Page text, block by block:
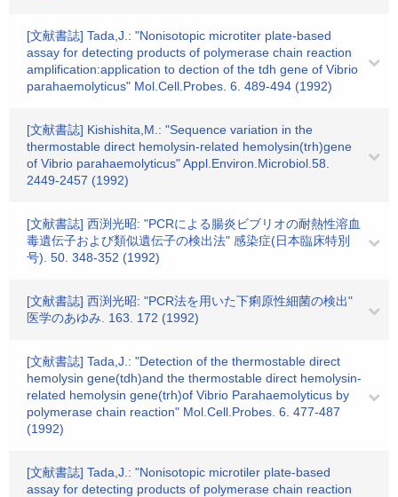
[文献書誌] Tada,J.: "Nonisotopic microtiter plate-based
assay for detecting products of polymerase chain reaction
amplification:application to dection of the tdh gene of Vibrio
parahaemolyticus" Mol.Cell.Probes. 6. 489-494 (1992)
[文献書誌] Kishishita,M.: "Sequence variation in the
thermostable direct hemolysin-related hemolysin(trh)gene
of Vibrio parahaemolyticus" Appl.Environ.Microbiol.58.
2449-2457 (1992)
[文献書誌] 西渕光昭: "PCRによる腸炎ビブリオの耐熱性溶血
毒遺伝子および類似遺伝子の検出法" 感染症(日本臨床特別
号). 50. 348-352 (1992)
[文献書誌] 西渕光昭: "PCR法を用いた下痢原性細菌の検出"
医学のあゆみ. 163. 172 (1992)
[文献書誌] Tada,J.: "Detection of the thermostable direct
hemolysin gene(tdh)and the thermostable direct hemolysin-
related hemolysin gene(trh)of Vibrio Parahaemolyticus by
polymerase chain reaction" Mol.Cell.Probes. 6. 477-487
(1992)
[文献書誌] Tada,J.: "Nonisotopic microtiler plate-based
assay for detecting products of polymerase chain reaction